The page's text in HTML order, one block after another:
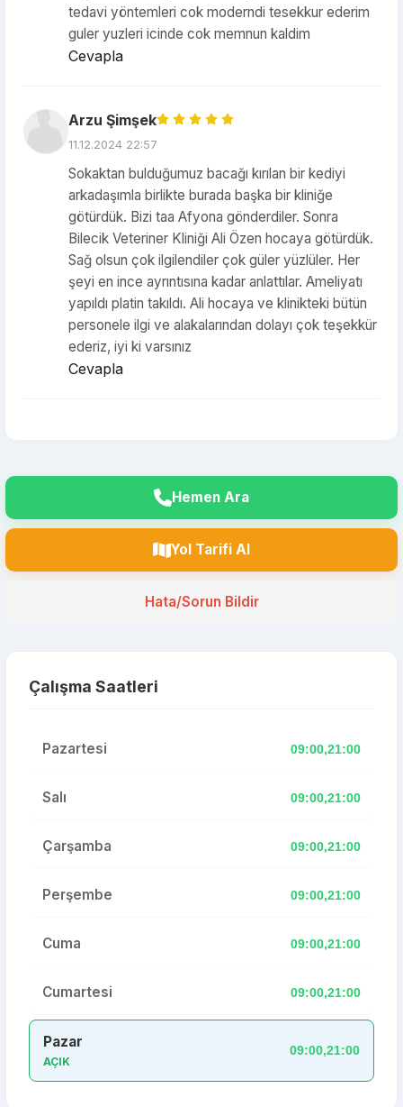
tedavi yöntemleri cok moderndi tesekkur ederim
guler yuzleri icinde cok memnun kaldim
Cevapla
Arzu Şimşek
11.12.2024 22:57
Sokaktan bulduğumuz bacağı kırılan bir kediyi
arkadaşımla birlikte burada başka bir kliniğe
götürdük. Bizi taa Afyona gönderdiler. Sonra
Bilecik Veteriner Kliniği Ali Özen hocaya götürdük.
Sağ olsun çok ilgilendiler çok güler yüzlüler. Her
şeyi en ince ayrıntısına kadar anlattılar. Ameliyatı
yapıldı platin takıldı. Ali hocaya ve klinikteki bütün
personele ilgi ve alakalarından dolayı çok teşekkür
ederiz, iyi ki varsınız
Cevapla
Hemen Ara
Yol Tarifi Al
Hata/Sorun Bildir
Çalışma Saatleri
Pazartesi 09:00,21:00
Salı 09:00,21:00
Çarşamba 09:00,21:00
Perşembe 09:00,21:00
Cuma 09:00,21:00
Cumartesi 09:00,21:00
Pazar
AÇIK
09:00,21:00